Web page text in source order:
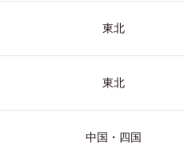
東北
東北
中国・四国